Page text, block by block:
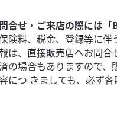
合せ・ご来店の際には「
険料、税金、登録等に伴
は、直接販売店へお問合
の場合もありますので
につ きましても、必ず